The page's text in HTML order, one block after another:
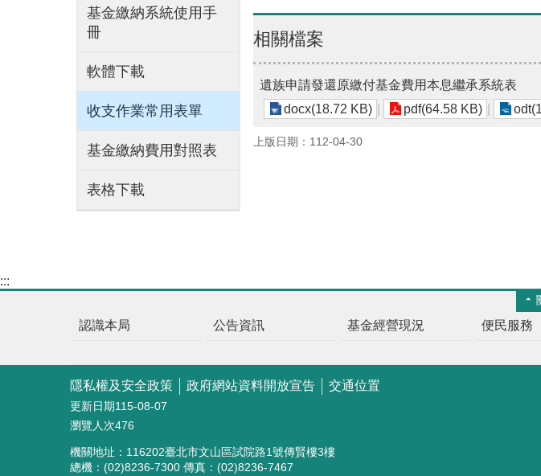
基金繳納系統使用手
冊
軟體下載
收支作業常用表單
基金繳納費用對照表
表格下載
相關檔案
遺族申請發還原繳付基金費用本息繼承系統表
docx(18.72 KB)
pdf(64.58 KB)
上版日期：112-04-30
:::
認識本局 公告資訊 基金經營現況 便民服務
隱私權及安全政策 政府網站資料開放宣告 交通位置
更新日期115-08-07
瀏覽人次476
機關地址：116202臺北市文山區試院路1號傳賢樓3樓
總機：(02)8236-7300 傳真：(02)8236-7467